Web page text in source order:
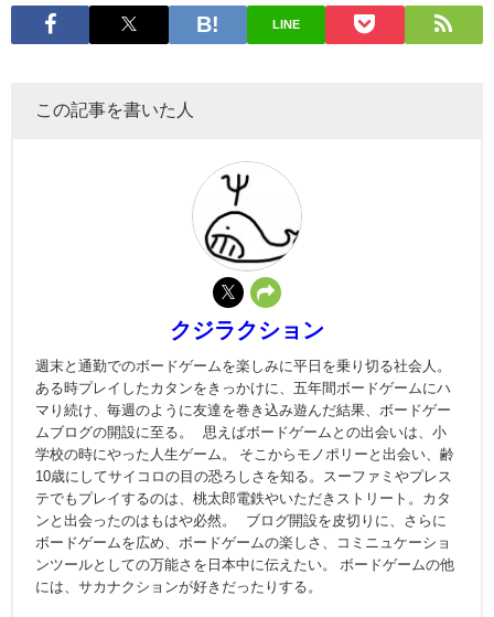
LINE
この記事を書いた人
クジラクション
週末と通勤でのボードゲームを楽しみに平日を乗り切る社会人。
ある時プレイしたカタンをきっかけに、五年間ボードゲームにハ
マり続け、毎週のように友達を巻き込み遊んだ結果、ボードゲー
ムブログの開設に至る。 思えばボードゲームとの出会いは、小
学校の時にやった人生ゲーム。 そこからモノポリーと出会い、齢
10歳にしてサイコロの目の恐ろしさを知る。スーファミやプレス
テでもプレイするのは、桃太郎電鉄やいただきストリート。カタ
ンと出会ったのはもはや必然。 ブログ開設を皮切りに、さらに
ボードゲームを広め、ボードゲームの楽しさ、コミニュケーショ
ンツールとしての万能さを日本中に伝えたい。 ボードゲームの他
には、サカナクションが好きだったりする。